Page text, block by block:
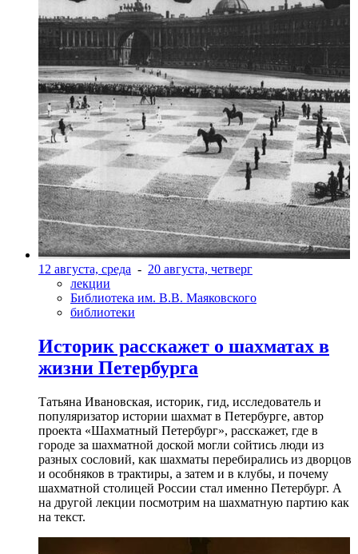
12 августа, среда - 20 августа, четверг
лекции
Библиотека им. В.В. Маяковского
библиотеки
Историк расскажет о шахматах в
жизни Петербурга
Татьяна Ивановская, историк, гид, исследователь и
популяризатор истории шахмат в Петербурге, автор
проекта «Шахматный Петербург», расскажет, где в
городе за шахматной доской могли сойтись люди из
разных сословий, как шахматы перебирались из дворцов
и особняков в трактиры, а затем и в клубы, и почему
шахматной столицей России стал именно Петербург. А
на другой лекции посмотрим на шахматную партию как
на текст.